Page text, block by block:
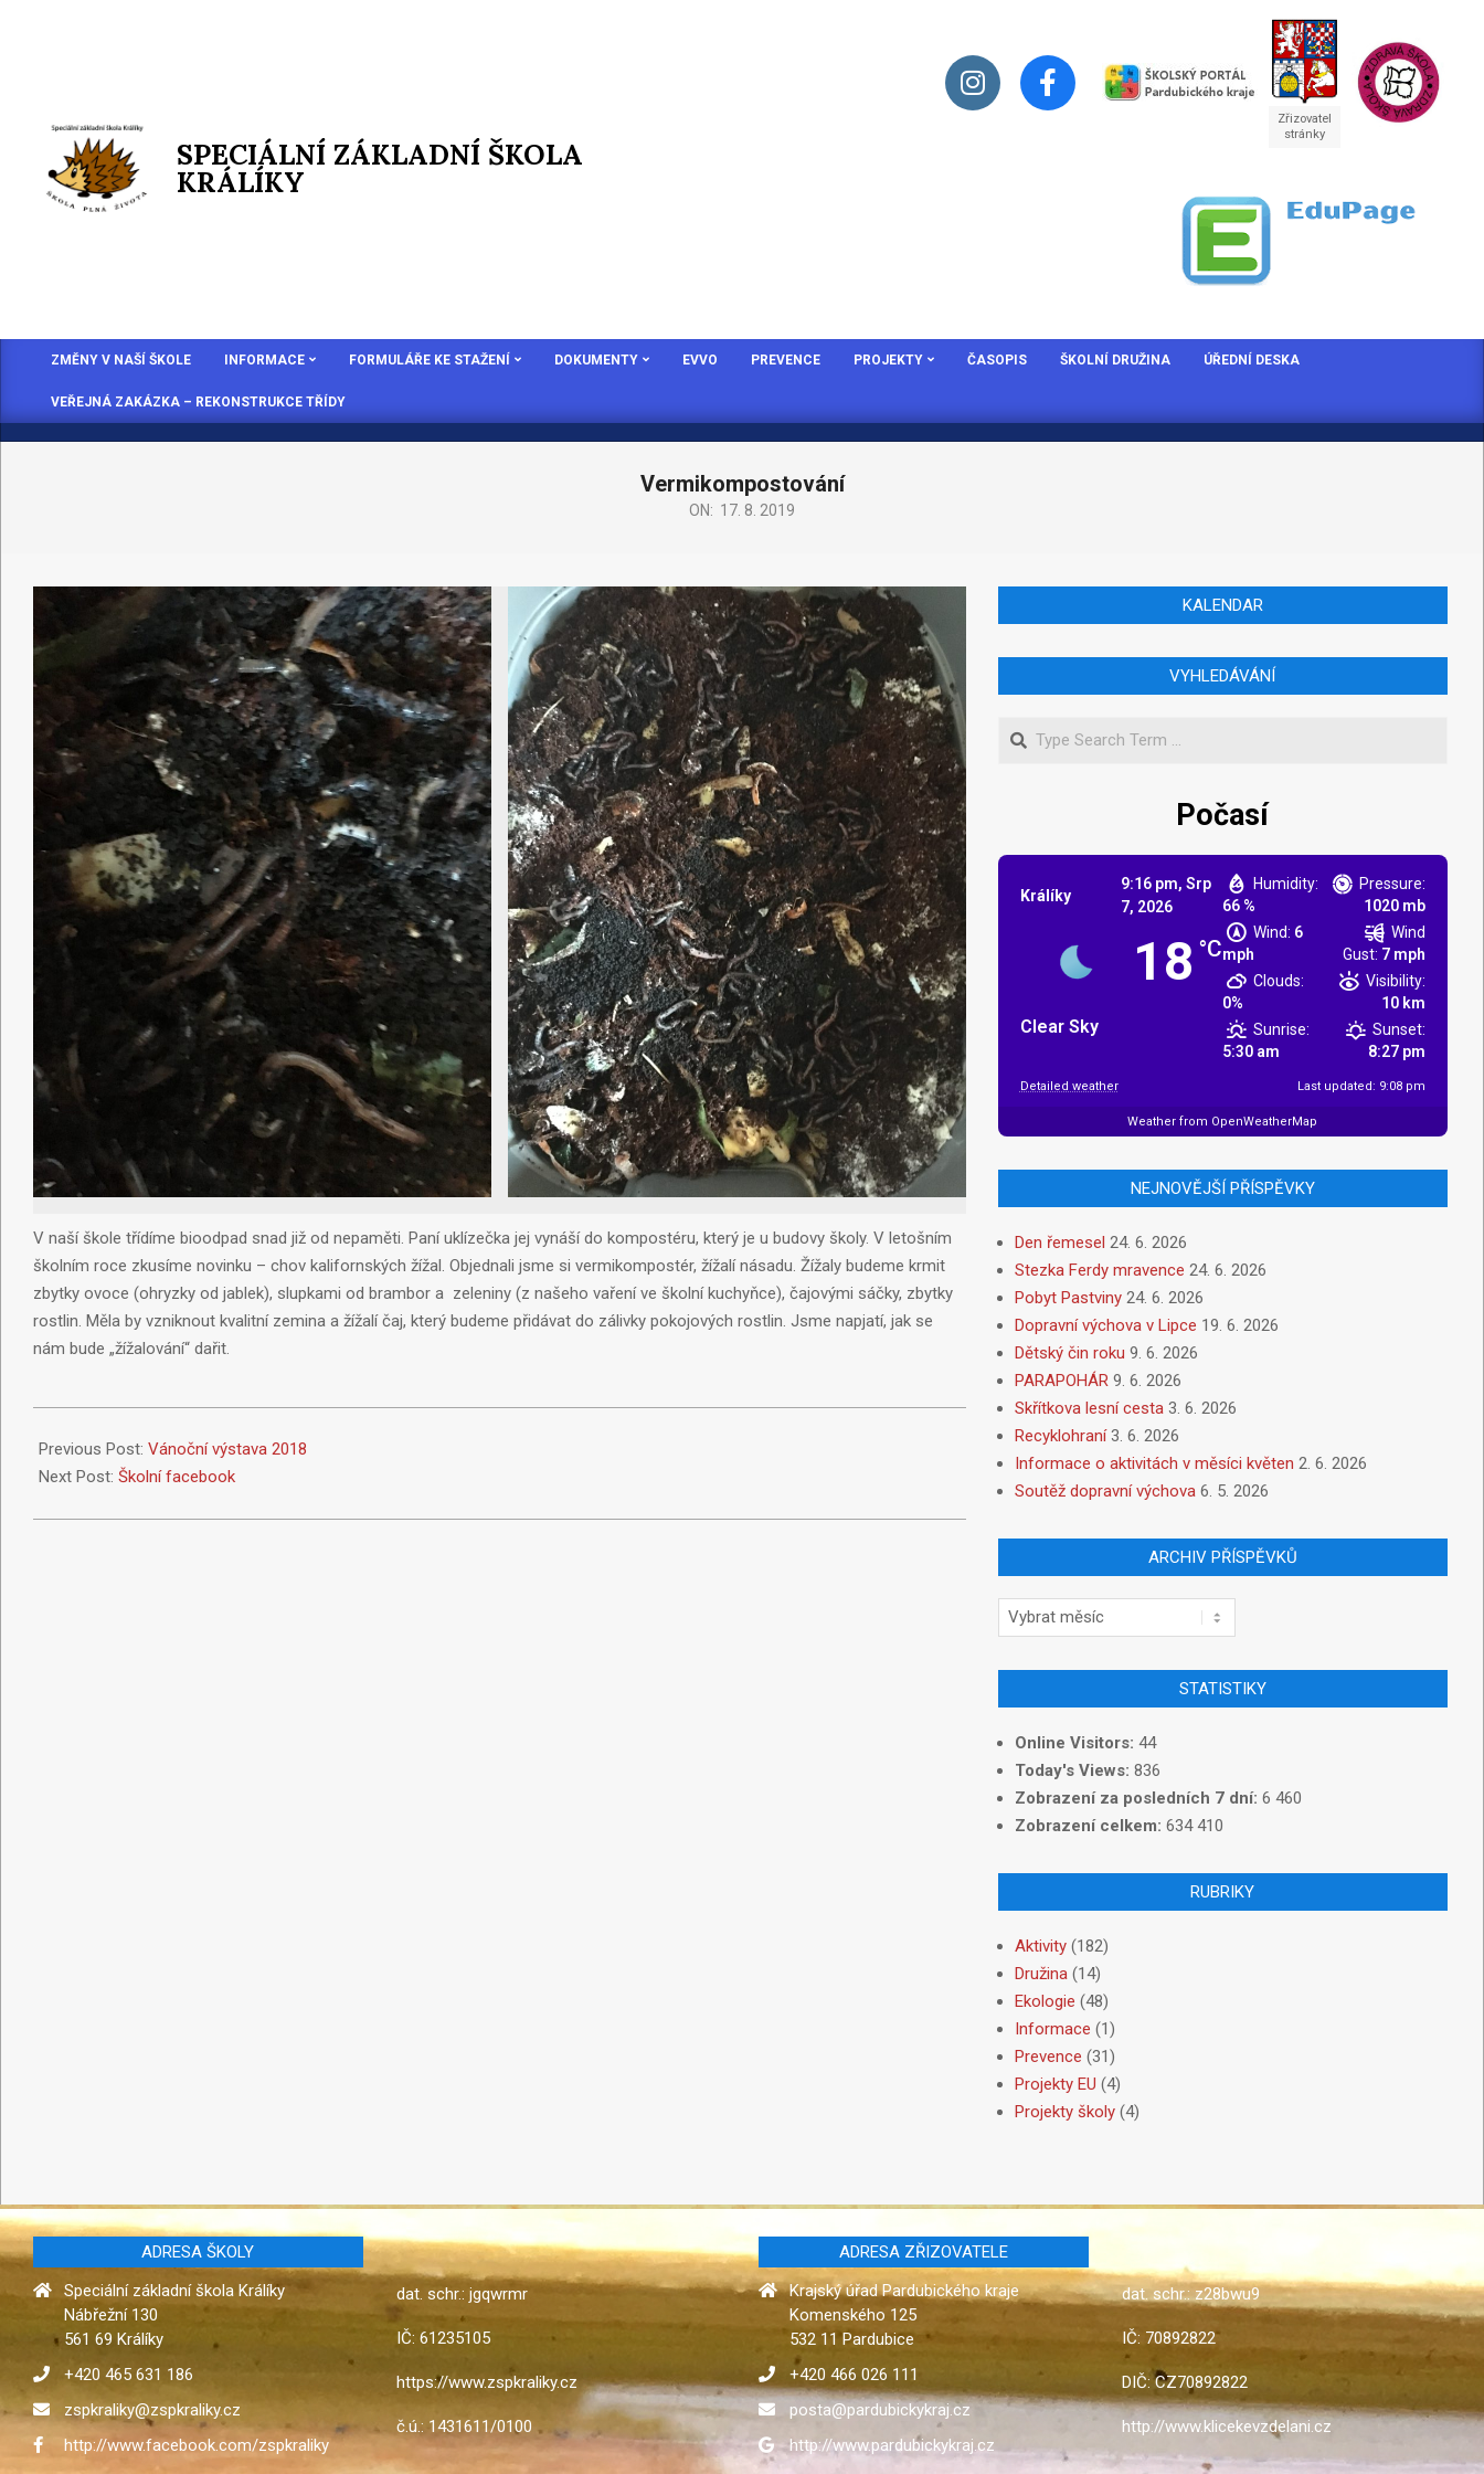
SPECIÁLNÍ ZÁKLADNÍ ŠKOLA
KRÁLÍKY
Zřizovatel
stránky
ZMĚNY V NAŠÍ ŠKOLE INFORMACE FORMULÁŘE KE STAŽENÍ DOKUMENTY EVVO PREVENCE PROJEKTY ČASOPIS ŠKOLNÍ DRUŽINA ÚŘEDNÍ DESKA
VEŘEJNÁ ZAKÁZKA – REKONSTRUKCE TŘÍDY
Vermikompostování
ON: 17. 8. 2019
V naší škole třídíme bioodpad snad již od nepaměti. Paní uklízečka jej vynáší do kompostéru, který je u budovy školy. V letošním
školním roce zkusíme novinku – chov kalifornských žížal. Objednali jsme si vermikompostér, žížalí násadu. Žížaly budeme krmit
zbytky ovoce (ohryzky od jablek), slupkami od brambor a zeleniny (z našeho vaření ve školní kuchyňce), čajovými sáčky, zbytky
rostlin. Měla by vzniknout kvalitní zemina a žížalí čaj, který budeme přidávat do zálivky pokojových rostlin. Jsme napjatí, jak se
nám bude „žížalování“ dařit.
Previous Post: Vánoční výstava 2018
Next Post: Školní facebook
KALENDAR
VYHLEDÁVÁNÍ
Počasí
Králíky
9:16 pm,Srp
7, 2026
18 °C
Clear Sky
Humidity:
66 %
Pressure:
1020 mb
Wind: 6
mph
Wind
Gust: 7 mph
Clouds:
0%
Visibility:
10 km
Sunrise:
5:30 am
Sunset:
8:27 pm
Detailed weather Last updated: 9:08 pm
Weather from OpenWeatherMap
NEJNOVĚJŠÍ PŘÍSPĚVKY
Den řemesel 24. 6. 2026
Stezka Ferdy mravence 24. 6. 2026
Pobyt Pastviny 24. 6. 2026
Dopravní výchova v Lipce 19. 6. 2026
Dětský čin roku 9. 6. 2026
PARAPOHÁR 9. 6. 2026
Skřítkova lesní cesta 3. 6. 2026
Recyklohraní 3. 6. 2026
Informace o aktivitách v měsíci květen 2. 6. 2026
Soutěž dopravní výchova 6. 5. 2026
ARCHIV PŘÍSPĚVKŮ
STATISTIKY
Online Visitors: 44
Today's Views: 836
Zobrazení za posledních 7 dní: 6 460
Zobrazení celkem: 634 410
RUBRIKY
Aktivity(182)
Družina(14)
Ekologie (48)
Informace (1)
Prevence (31)
Projekty EU (4)
Projekty školy(4)
ADRESA ŠKOLY
Speciální základní škola Králíky
Nábřežní 130
561 69 Králíky
+420 465 631 186
zspkraliky@zspkraliky.cz
http://www.facebook.com/zspkraliky
dat. schr.: jgqwrmr
IČ: 61235105
https://www.zspkraliky.cz
č.ú.: 1431611/0100
ADRESA ZŘIZOVATELE
Krajský úřad Pardubického kraje
Komenského 125
532 11 Pardubice
+420 466 026 111
posta@pardubickykraj.cz
http://www.pardubickykraj.cz
dat. schr.: z28bwu9
IČ: 70892822
DIČ: CZ70892822
http://www.klicekevzdelani.cz